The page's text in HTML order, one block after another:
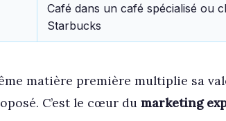
Café dans un café spécialisé ou
Starbucks
matière première multiplie sa
C’est le cœur du marketing